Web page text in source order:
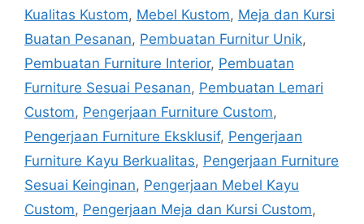
Kualitas Kustom, Mebel Kustom, Meja dan Kursi
Buatan Pesanan, Pembuatan Furnitur Unik,
Pembuatan Furniture Interior, Pembuatan
Furniture Sesuai Pesanan, Pembuatan Lemari
Custom, Pengerjaan Furniture Custom,
Pengerjaan Furniture Eksklusif, Pengerjaan
Furniture Kayu Berkualitas, Pengerjaan Furniture
Sesuai Keinginan, Pengerjaan Mebel Kayu
Custom, Pengerjaan Meja dan Kursi Custom,